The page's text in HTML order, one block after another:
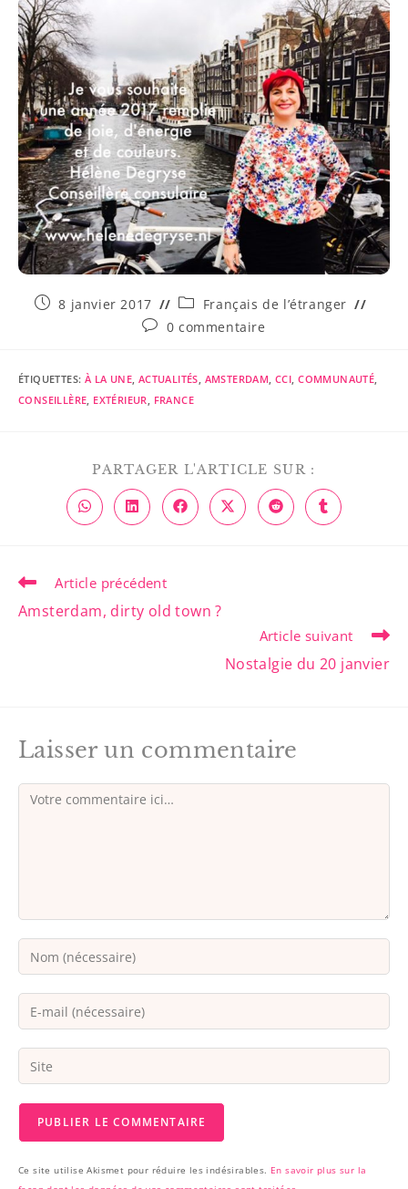
8 janvier 2017
Français de l’étranger
0 commentaire
ÉTIQUETTES: À LA UNE, ACTUALITÉS, AMSTERDAM, CCI, COMMUNAUTÉ,
CONSEILLÈRE, EXTÉRIEUR, FRANCE
PARTAGER L'ARTICLE SUR :
Article précédent
Amsterdam, dirty old town ?
Article suivant
Nostalgie du 20 janvier
Laisser un commentaire
Ce site utilise Akismet pour réduire les indésirables. En savoir plus sur la